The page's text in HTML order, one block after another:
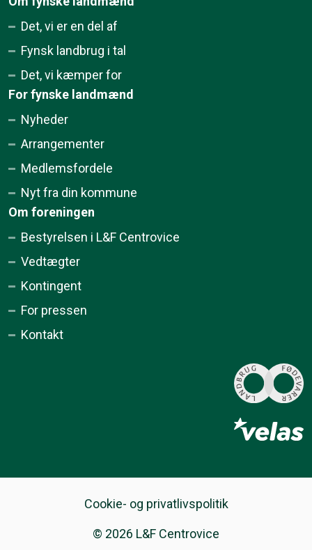
Det, vi er en del af
Fynsk landbrug i tal
Det, vi kæmper for
For fynske landmænd
Nyheder
Arrangementer
Medlemsfordele
Nyt fra din kommune
Om foreningen
Bestyrelsen i L&F Centrovice
Vedtægter
Kontingent
For pressen
Kontakt
© 2026 L&F Centrovice
Cookie- og privatlivspolitik